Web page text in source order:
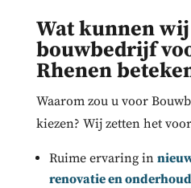
Wat kunnen wij
bouwbedrijf
Rhenen
Waarom zou u voor
kiezen? Wij zetten het
Ruime ervaring in
renovatie en onderhoud